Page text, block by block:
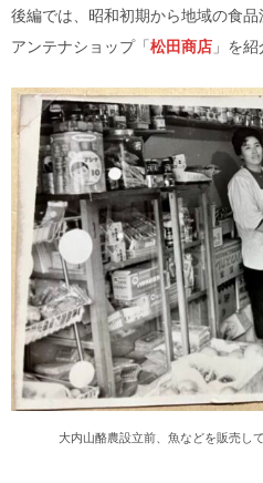
後編では、昭和初期から地域の食
アンテナショップ「松田商店 」を紹
大内山酪農設立前、魚などを販売し